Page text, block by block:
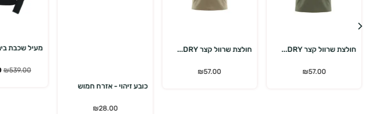
חולצת שרוול קצר DRY...
₪57.00
חולצת שרוול קצר DRY...
₪57.00
כובע זיהוי - אזרח חמוש
₪28.00
מעיל שכבת
₪539.00